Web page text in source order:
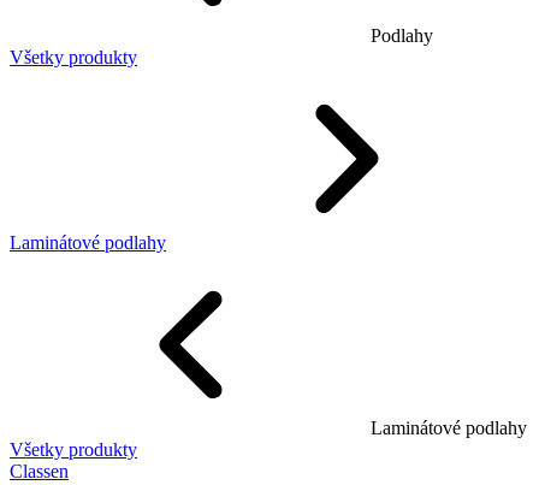
Podlahy
Všetky produkty
Laminátové podlahy
Laminátové podlahy
Všetky produkty
Classen